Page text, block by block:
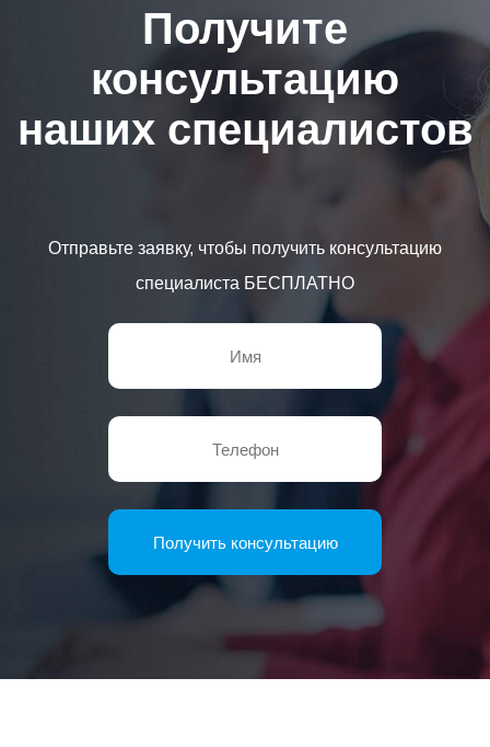
Получите
консультацию
наших специалистов
Отправьте заявку, чтобы получить консультацию
специалиста БЕСПЛАТНО